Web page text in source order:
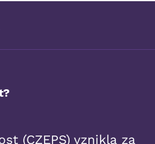
(CZEPS) vznikla za